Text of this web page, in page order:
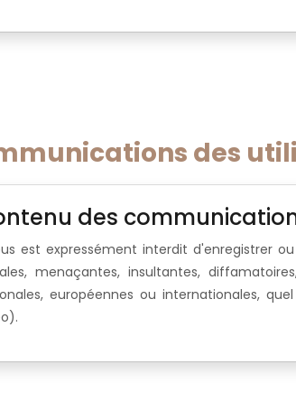
des
des
est expressément interdit d'enregistrer
menaçantes, insultantes,
européennes ou internationales,